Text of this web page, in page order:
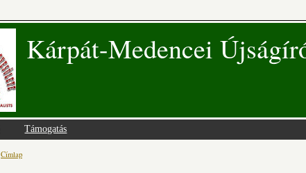
Kárpát-Medencei
Támogatás
Jelenlegi hely
Címlap